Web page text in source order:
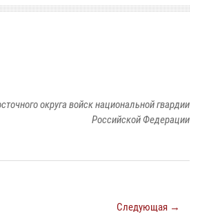
округа войск национальной гвардии
Российской Федерации
Следующая →